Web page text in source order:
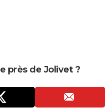
près de Jolivet ?